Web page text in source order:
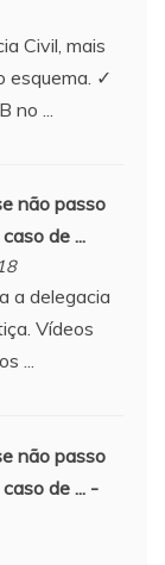
Civil, mais
esquema. ✓
no ...
não passo
de ...
a delegacia
Vídeos
...
não passo
de ... -